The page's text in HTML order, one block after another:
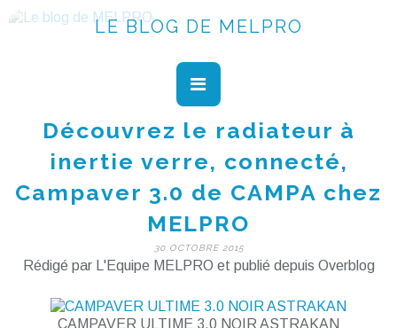
LE BLOG DE MELPRO
Découvrez le radiateur à
inertie verre, connecté,
Campaver 3.0 de CAMPA chez
MELPRO
30 OCTOBRE 2015
Rédigé par L'Equipe MELPRO et publié depuis Overblog
CAMPAVER ULTIME 3.0 NOIR ASTRAKAN